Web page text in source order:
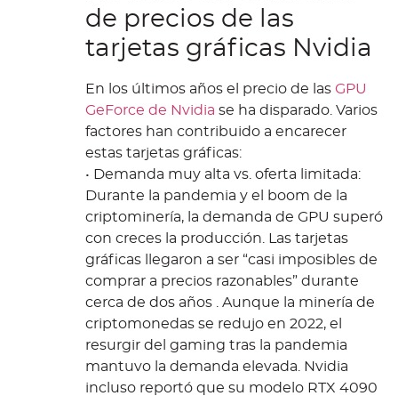
de precios de las
tarjetas gráficas Nvidia
En los últimos años el precio de las GPU
GeForce de Nvidia se ha disparado. Varios
factores han contribuido a encarecer
estas tarjetas gráficas:
• Demanda muy alta vs. oferta limitada:
Durante la pandemia y el boom de la
criptominería, la demanda de GPU superó
con creces la producción. Las tarjetas
gráficas llegaron a ser “casi imposibles de
comprar a precios razonables” durante
cerca de dos años . Aunque la minería de
criptomonedas se redujo en 2022, el
resurgir del gaming tras la pandemia
mantuvo la demanda elevada. Nvidia
incluso reportó que su modelo RTX 4090